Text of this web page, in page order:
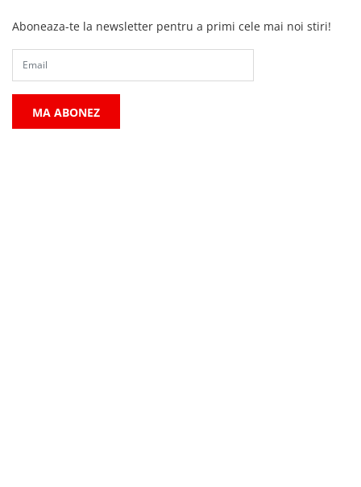
Aboneaza-te la newsletter pentru a primi cele mai noi stiri!
MA ABONEZ